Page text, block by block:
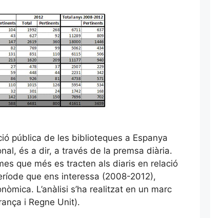
pública de les biblioteques a Espanya
és a dir, a través de la premsa diària.
que més es tracten als diaris en relació
que ens interessa (2008-2012),
L’anàlisi s’ha realitzat en un marc
i Regne Unit).